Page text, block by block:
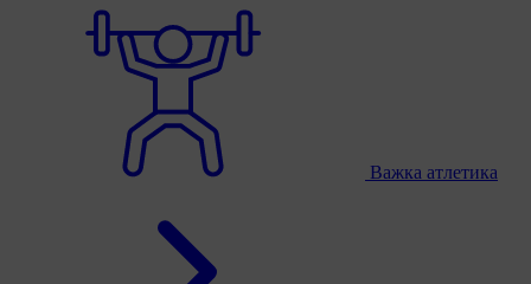
Важка атлетика